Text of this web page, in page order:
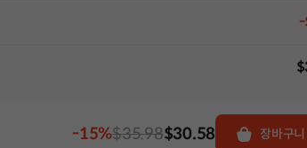
-15%$35.98$30.58 장바구니